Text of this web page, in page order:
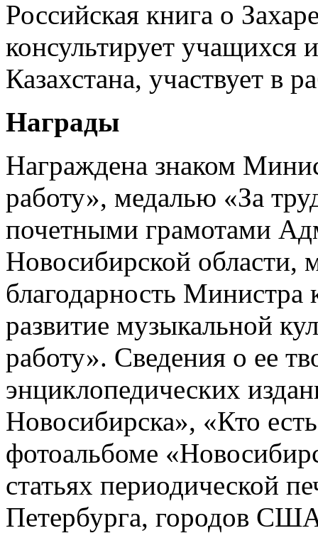
Российская книга о
консультирует учащихся
Казахстана, участвует в
Награды
Награждена знаком
работу», медалью «За
почетными грамотами
Новосибирской области,
благодарность
развитие музыкальной
работу». Сведения о ее
энциклопедических
Новосибирска», «Кто
фотоальбоме
статьях периодической
Петербурга, городов